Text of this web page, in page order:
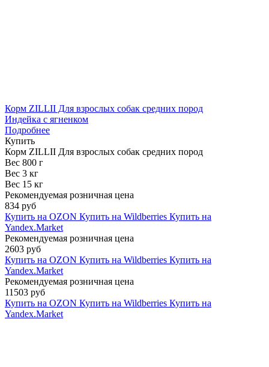
Корм ZILLII Для взрослых собак cредних пород
Индейка с ягненком
Подробнее
Купить
Корм ZILLII Для взрослых собак cредних пород
Вес 800 г
Вес 3 кг
Вес 15 кг
Рекомендуемая розничная цена
834 руб
Купить на OZON Купить на Wildberries Купить на
Yandex.Market
Рекомендуемая розничная цена
2603 руб
Купить на OZON Купить на Wildberries Купить на
Yandex.Market
Рекомендуемая розничная цена
11503 руб
Купить на OZON Купить на Wildberries Купить на
Yandex.Market